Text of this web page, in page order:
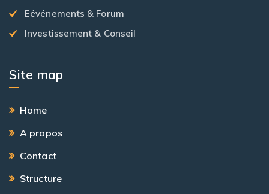
Eévénements & Forum
Investissement & Conseil
Site map
Home
A propos
Contact
Structure